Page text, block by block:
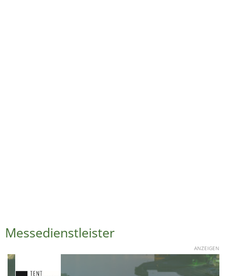
Messedienstleister
ANZEIGEN